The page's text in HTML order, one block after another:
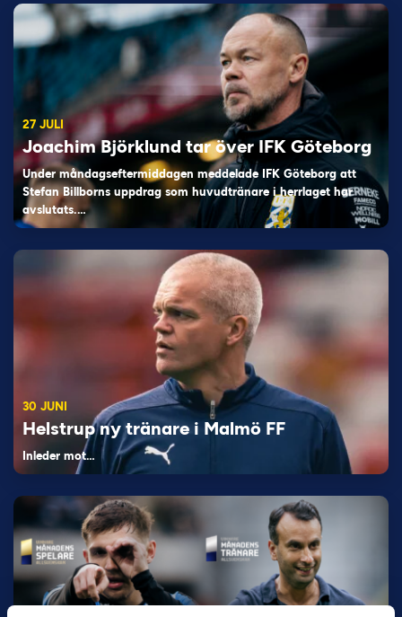
27 JULI
Joachim Björklund tar över IFK Göteborg
Under måndagseftermiddagen meddelade IFK Göteborg att
Stefan Billborns uppdrag som huvudtränare i herrlaget har
avslutats.…
30 JUNI
Helstrup ny tränare i Malmö FF
Inleder mot…